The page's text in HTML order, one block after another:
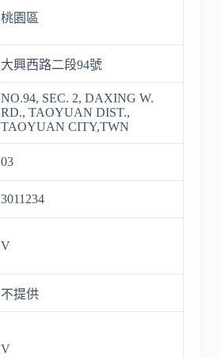
桃園區
大興西路二段94號
NO.94, SEC. 2, DAXING W.
RD., TAOYUAN DIST.,
TAOYUAN CITY,TWN
03
3011234
V
不提供
V